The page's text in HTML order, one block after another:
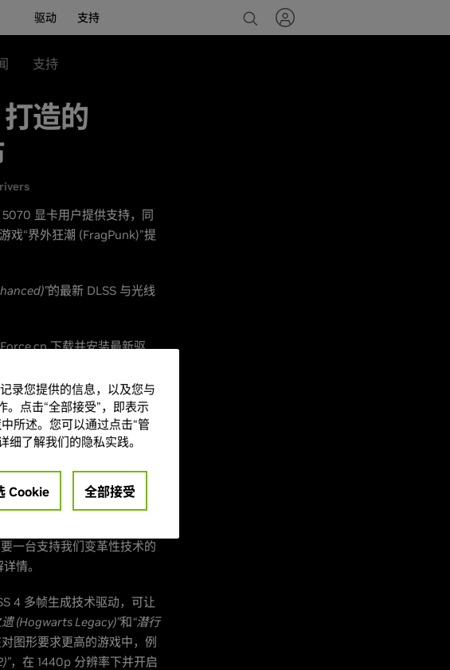
驱动 支持
支持
造的
显卡用户提供支持，同
戏“界外狂潮 (FragPunk)”提
的最新 DLSS 与光线
下载并安装最新驱
Game Ready
、耕升 (Gainward)、影
）、微星 (MSI)、和索泰
一台支持我们变革性技术的
情。
4 多帧生成技术驱动，可让
(Hogwarts Legacy)”和“潜行
图形要求更高的游戏中，例
，在 1440p 分辨率下并开启
录您提供的信息，以及您与
点击“全部接受”，即表示
中所述。您可以通过点击“管
细了解我们的隐私实践。
Cookie 全部接受